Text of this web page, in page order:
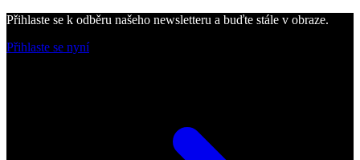
Přihlaste se k odběru našeho newsletteru a buďte stále v obraze.
Přihlaste se nyní